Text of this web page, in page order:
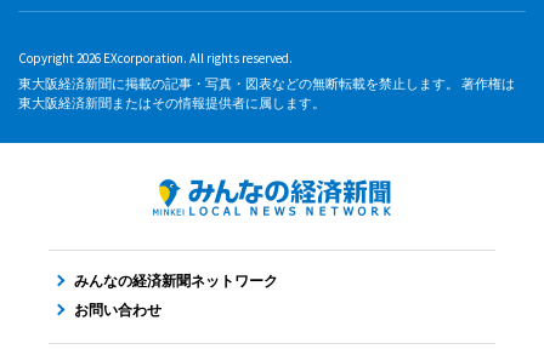
Copyright 2026 EXcorporation. All rights reserved.
東大阪経済新聞に掲載の記事・写真・図表などの無断転載を禁止します。 著作権は
東大阪経済新聞またはその情報提供者に属します。
みんなの経済新聞ネットワーク
お問い合わせ